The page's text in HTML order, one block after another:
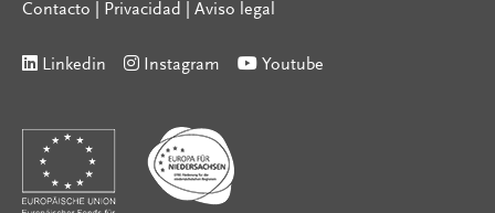
Contacto Privacidad Aviso legal
Linkedin Instagram Youtube